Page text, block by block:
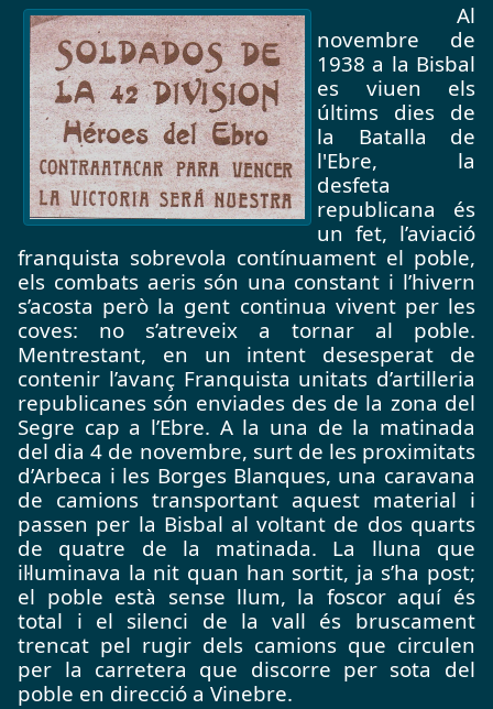
Al
novembre de
1938 a la Bisbal
es viuen els
últims dies de
la Batalla de
l'Ebre, la
desfeta
republicana és
un fet, l’aviació
franquista sobrevola contínuament el poble,
els combats aeris són una constant i l’hivern
s’acosta però la gent continua vivent per les
coves: no s’atreveix a tornar al poble.
Mentrestant, en un intent desesperat de
contenir l’avanç Franquista unitats d’artilleria
republicanes són enviades des de la zona del
Segre cap a l’Ebre. A la una de la matinada
del dia 4 de novembre, surt de les proximitats
d’Arbeca i les Borges Blanques, una caravana
de camions transportant aquest material i
passen per la Bisbal al voltant de dos quarts
de quatre de la matinada. La lluna que
il·luminava la nit quan han sortit, ja s’ha post;
el poble està sense llum, la foscor aquí és
total i el silenci de la vall és bruscament
trencat pel rugir dels camions que circulen
per la carretera que discorre per sota del
poble en direcció a Vinebre.